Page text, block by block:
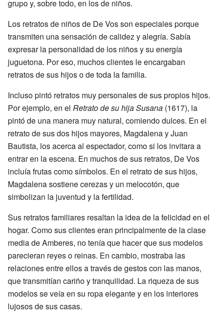
grupo y, sobre todo, en los de niños.
Los retratos de niños de De Vos son especiales porque
transmiten una sensación de calidez y alegría. Sabía
expresar la personalidad de los niños y su energía
juguetona. Por eso, muchos clientes le encargaban
retratos de sus hijos o de toda la familia.
Incluso pintó retratos muy personales de sus propios hijos.
Por ejemplo, en el Retrato de su hija Susana (1617), la
pintó de una manera muy natural, comiendo dulces. En el
retrato de sus dos hijos mayores, Magdalena y Juan
Bautista, los acerca al espectador, como si los invitara a
entrar en la escena. En muchos de sus retratos, De Vos
incluía frutas como símbolos. En el retrato de sus hijos,
Magdalena sostiene cerezas y un melocotón, que
simbolizan la juventud y la fertilidad.
Sus retratos familiares resaltan la idea de la felicidad en el
hogar. Como sus clientes eran principalmente de la clase
media de Amberes, no tenía que hacer que sus modelos
parecieran reyes o reinas. En cambio, mostraba las
relaciones entre ellos a través de gestos con las manos,
que transmitían cariño y tranquilidad. La riqueza de sus
modelos se veía en su ropa elegante y en los interiores
lujosos de sus casas.